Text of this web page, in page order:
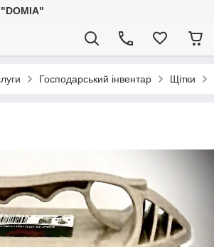
Господарський інвентар Щітки